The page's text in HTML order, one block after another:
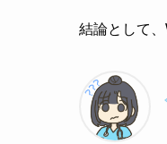
結論として